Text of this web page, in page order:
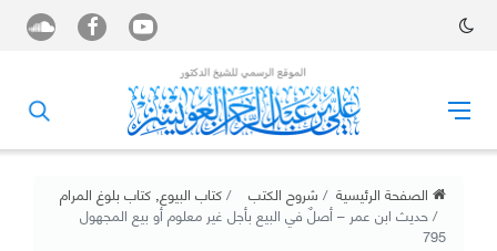
الصفحة الرئيسية شروح الكتب كتاب البيوع, كتاب بلوغ المرام
حديث ابن عمر – أصلٌ في البيع بأجل غير معلوم أو بيع المجهول
795